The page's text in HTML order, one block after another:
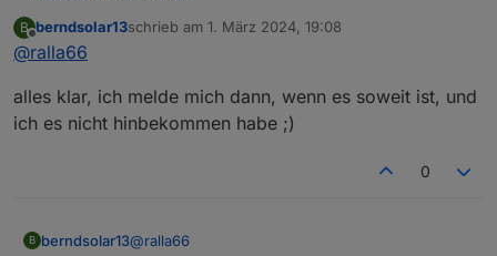
geht doch per scripting
Beispiel von mir:
>S
B
Offline
berndsolar13schrieb am 1. März 2024, 19:08
zuletzt editiert von
@ralla66
alles klar, ich melde mich dann, wenn es soweit ist, und
ich es nicht hinbekommen habe ;)
0
B berndsolar13@ralla66